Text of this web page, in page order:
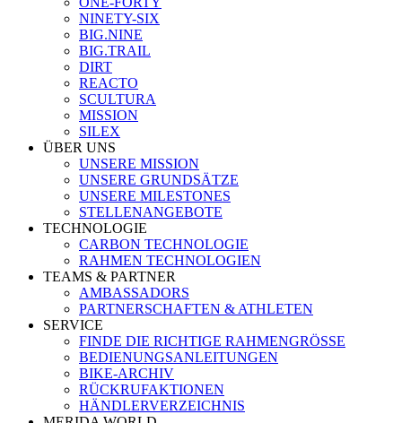
NINETY-SIX
BIG.NINE
BIG.TRAIL
DIRT
REACTO
SCULTURA
MISSION
SILEX
ÜBER UNS
UNSERE MISSION
UNSERE GRUNDSÄTZE
UNSERE MILESTONES
STELLENANGEBOTE
TECHNOLOGIE
CARBON TECHNOLOGIE
RAHMEN TECHNOLOGIEN
TEAMS & PARTNER
AMBASSADORS
PARTNERSCHAFTEN & ATHLETEN
SERVICE
FINDE DIE RICHTIGE RAHMENGRÖSSE
BEDIENUNGSANLEITUNGEN
BIKE-ARCHIV
RÜCKRUFAKTIONEN
HÄNDLERVERZEICHNIS